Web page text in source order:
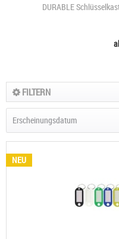
DURABLE
FILTERN
NEU